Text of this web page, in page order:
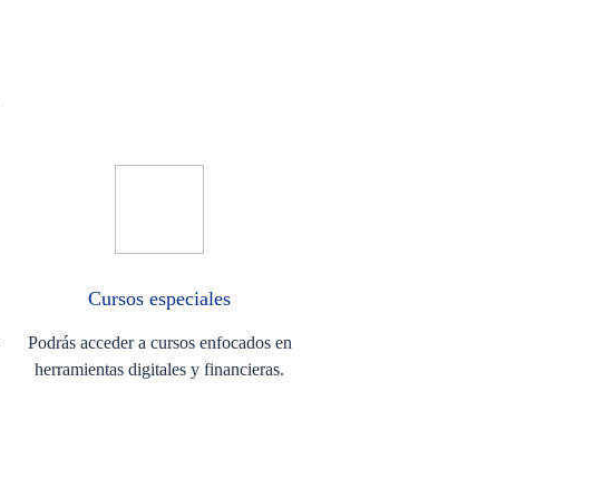
Cursos especiales
Podrás acceder a cursos enfocados en
herramientas digitales y financieras.